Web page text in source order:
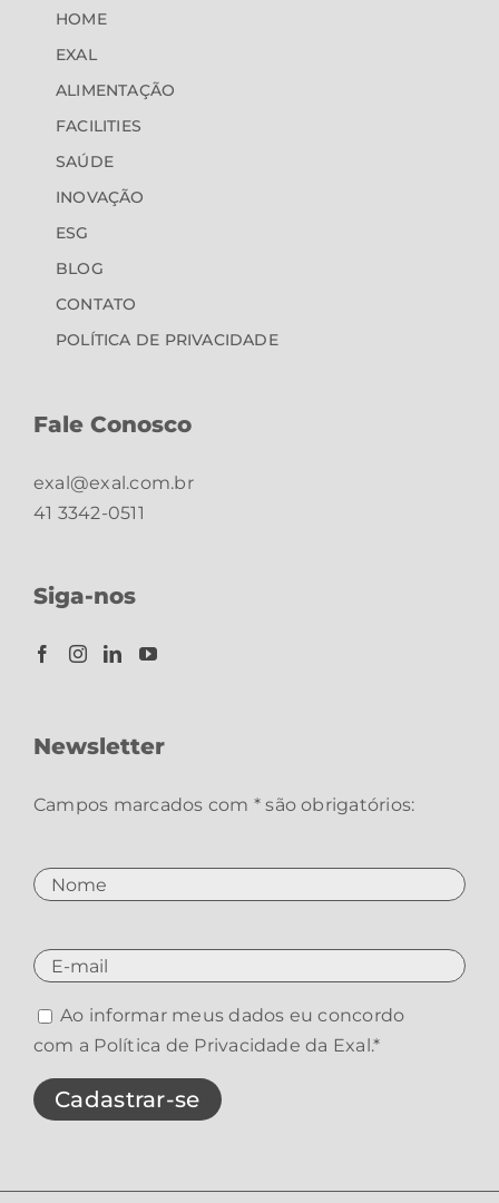
HOME
EXAL
ALIMENTAÇÃO
FACILITIES
SAÚDE
INOVAÇÃO
ESG
BLOG
CONTATO
POLÍTICA DE PRIVACIDADE
Fale Conosco
exal@exal.com.br
41 3342-0511
Siga-nos
Newsletter
Campos marcados com * são obrigatórios:
Ao informar meus dados eu concordo
com a Política de Privacidade da Exal.*